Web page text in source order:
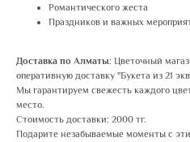
Романтического жеста
Праздников и важных
Доставка по Алматы: Цветочный
оперативную доставку "Букета из 21
Мы гарантируем свежесть каждого
место.
Стоимость доставки: 2000 тг.
Подарите незабываемые моменты с